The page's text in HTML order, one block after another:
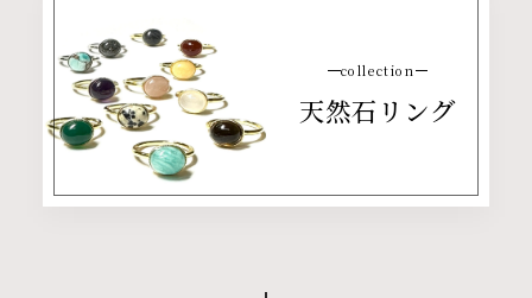
collection
天然石リング